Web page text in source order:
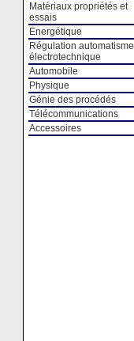
Matériaux propriétés et
essais
Energétique
Régulation automatisme
électrotechnique
Automobile
Physique
Génie des procédés
Télécommunications
Accessoires